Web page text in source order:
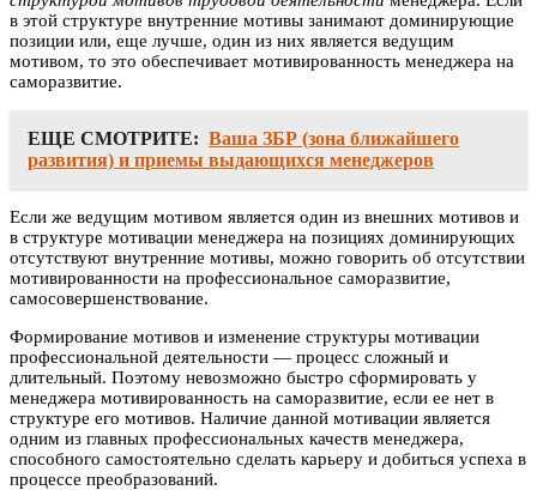
в этой структуре внутренние мотивы занимают доминирующие
позиции или, еще лучше, один из них является ведущим
мотивом, то это обеспечивает мотивированность менеджера на
саморазвитие.
ЕЩЕ СМОТРИТЕ: Ваша ЗБР (зона ближайшего
развития) и приемы выдающихся менеджеров
Если же ведущим мотивом является один из внешних мотивов и
в структуре мотивации менеджера на позициях доминирующих
отсутствуют внутренние мотивы, можно говорить об отсутствии
мотивированности на профессиональное саморазвитие,
самосовершенствование.
Формирование мотивов и изменение структуры мотивации
профессиональной деятельности — процесс сложный и
длительный. Поэтому невозможно быстро сформировать у
менеджера мотивированность на саморазвитие, если ее нет в
структуре его мотивов. Наличие данной мотивации является
одним из главных профессиональных качеств менеджера,
способного самостоятельно сделать карьеру и добиться успеха в
процессе преобразований.